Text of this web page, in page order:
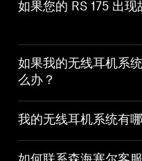
如果您的 RS 175 出现
如果我的无线耳机系
么办？
我的无线耳机系统有